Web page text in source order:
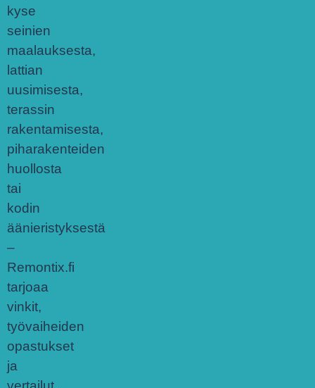
kyse
seinien
maalauksesta,
lattian
uusimisesta,
terassin
rakentamisesta,
piharakenteiden
huollosta
tai
kodin
äänieristyksestä
–
Remontix.fi
tarjoaa
vinkit,
työvaiheiden
opastukset
ja